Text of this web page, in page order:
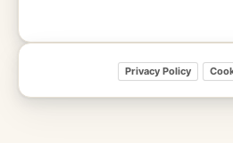
Privacy Policy